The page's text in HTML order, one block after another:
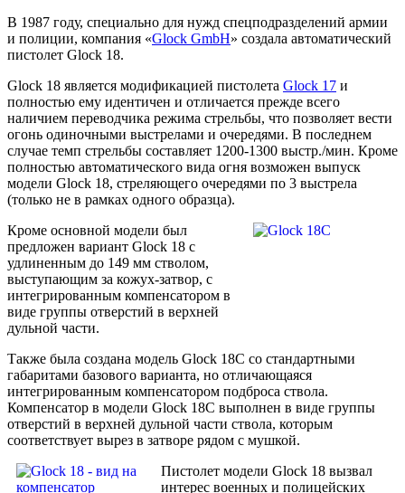
В 1987 году, специально для нужд спецподразделений армии
и полиции, компания «Glock GmbH» создала автоматический
пистолет Glock 18.
Glock 18 является модификацией пистолета Glock 17 и
полностью ему идентичен и отличается прежде всего
наличием переводчика режима стрельбы, что позволяет вести
огонь одиночными выстрелами и очередями. В последнем
случае темп стрельбы составляет 1200-1300 выстр./мин. Кроме
полностью автоматического вида огня возможен выпуск
модели Glock 18, стреляющего очередями по 3 выстрела
(только не в рамках одного образца).
Кроме основной модели был
предложен вариант Glock 18 с
удлиненным до 149 мм стволом,
выступающим за кожух-затвор, с
интегрированным компенсатором в
виде группы отверстий в верхней
дульной части.
Также была создана модель Glock 18C со стандартными
габаритами базового варианта, но отличающаяся
интегрированным компенсатором подброса ствола.
Компенсатор в модели Glock 18C выполнен в виде группы
отверстий в верхней дульной части ствола, которым
соответствует вырез в затворе рядом с мушкой.
Пистолет модели Glock 18 вызвал
интерес военных и полицейских